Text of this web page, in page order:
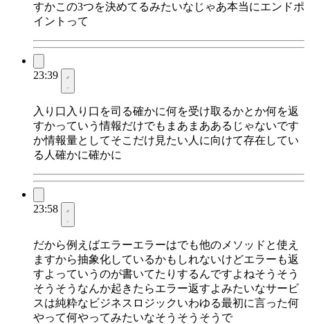
すかこの3つを決めてるみたいなじゃあ本当にエンドポ
イントって
23:39
入り口入り口を司る確かに何を受け取るかとか何を返
すかっていう情報だけでもまあまああるじゃないです
か情報量としてそこだけ見たい人に向けて存在してい
る人確かに確かに
23:58
だから例えばエラーエラーはでも他のメソッドと使え
ますから抽象化しているかもしれないけどエラーも返
すよっていうのが書いてたりするんですよねそうそう
そうそうなんか起きたらエラー返すよみたいなサービ
スは純粋なビジネスロジックいわゆる最初に言った何
やって何やってみたいなそうそうそうで